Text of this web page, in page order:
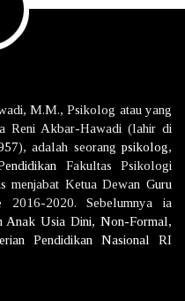
M.M., Psikolog atau yang
Reni Akbar-Hawadi (lahir di
), adalah seorang psikolog,
Fakultas Psikologi
menjabat Ketua DewanGuru
2016-2020. Sebelumnya ia
Anak Usia Dini, Non-Formal,
Pendidikan Nasional
RI